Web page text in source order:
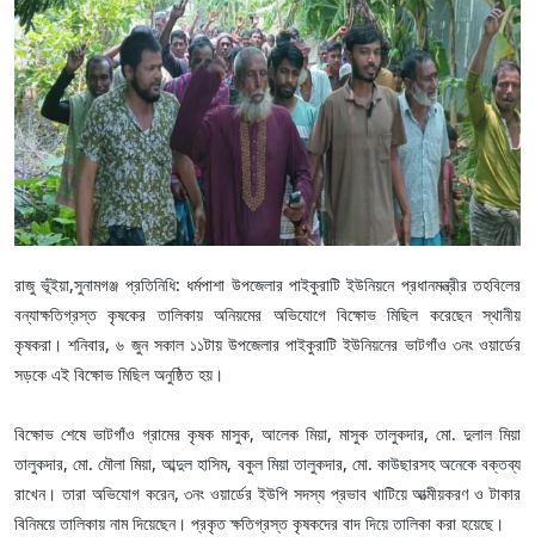
রাজু ভূঁইয়া,সুনামগঞ্জ প্রতিনিধি: ধর্মপাশা উপজেলার পাইকুরাটি ইউনিয়নে প্রধানমন্ত্রীর তহবিলের
বন্যাক্ষতিগ্রস্ত কৃষকের তালিকায় অনিয়মের অভিযোগে বিক্ষোভ মিছিল করেছেন স্থানীয়
কৃষকরা। শনিবার, ৬ জুন সকাল ১১টায় উপজেলার পাইকুরাটি ইউনিয়নের ভাটগাঁও ৩নং ওয়ার্ডের
সড়কে এই বিক্ষোভ মিছিল অনুষ্ঠিত হয়।
বিক্ষোভ শেষে ভাটগাঁও গ্রামের কৃষক মাসুক, আলেক মিয়া, মাসুক তালুকদার, মো. দুলাল মিয়া
তালুকদার, মো. মৌলা মিয়া, আব্দুল হাসিম, বকুল মিয়া তালুকদার, মো. কাউছারসহ অনেকে বক্তব্য
রাখেন। তারা অভিযোগ করেন, ৩নং ওয়ার্ডের ইউপি সদস্য প্রভাব খাটিয়ে আত্মীয়করণ ও টাকার
বিনিময়ে তালিকায় নাম দিয়েছেন। প্রকৃত ক্ষতিগ্রস্ত কৃষকদের বাদ দিয়ে তালিকা করা হয়েছে।